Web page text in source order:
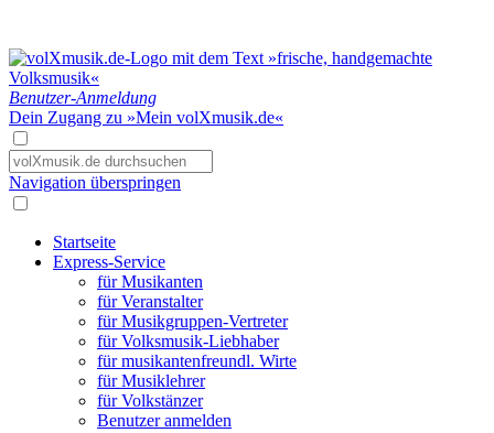
Benutzer-Anmeldung
Dein Zugang zu »Mein volXmusik.de«
Navigation überspringen
Startseite
Express-Service
für Musikanten
für Veranstalter
für Musikgruppen-Vertreter
für Volksmusik-Liebhaber
für musikantenfreundl. Wirte
für Musiklehrer
für Volkstänzer
Benutzer anmelden